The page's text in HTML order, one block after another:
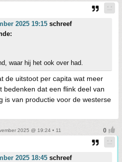
2025 19:15 schreef
waar hij het ook over had.
de uitstoot per capita wat meer
bedenken dat een flink deel van
is van productie voor de westerse
2025 @ 19:24 • 11
2025 18:45 schreef